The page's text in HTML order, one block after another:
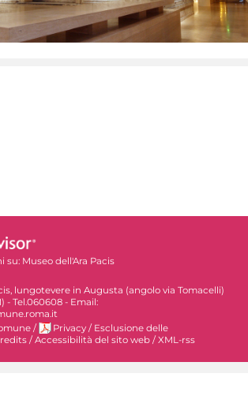
su: Museo dell'Ara Pacis
lungotevere in Augusta (angolo via Tomacelli)
- Tel.060608 - Email:
/ Privacy / Esclusione delle
/Accessibilità del sito web /XML-rss